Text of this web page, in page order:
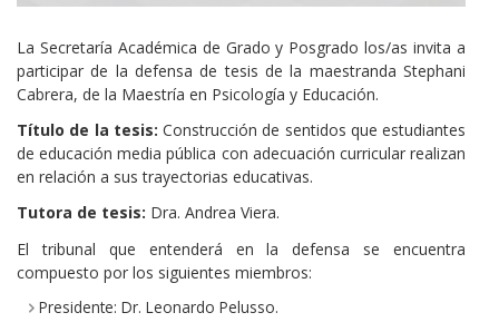
La Secretaría Académica de Grado y Posgrado los/as invita a
participar de la defensa de tesis de la maestranda Stephani
Cabrera, de la Maestría en Psicología y Educación.
Título de la tesis: Construcción de sentidos que estudiantes
de educación media pública con adecuación curricular realizan
en relación a sus trayectorias educativas.
Tutora de tesis: Dra. Andrea Viera.
El tribunal que entenderá en la defensa se encuentra
compuesto por los siguientes miembros:
Presidente: Dr. Leonardo Pelusso.